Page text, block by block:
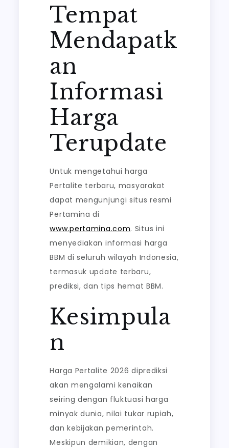
Tempat
Mendapatk
an
Informasi
Harga
Terupdate
Untuk mengetahui harga
Pertalite terbaru, masyarakat
dapat mengunjungi situs resmi
Pertamina di
www.pertamina.com. Situs ini
menyediakan informasi harga
BBM di seluruh wilayah Indonesia,
termasuk update terbaru,
prediksi, dan tips hemat BBM.
Kesimpula
n
Harga Pertalite 2026 diprediksi
akan mengalami kenaikan
seiring dengan fluktuasi harga
minyak dunia, nilai tukar rupiah,
dan kebijakan pemerintah.
Meskipun demikian, dengan